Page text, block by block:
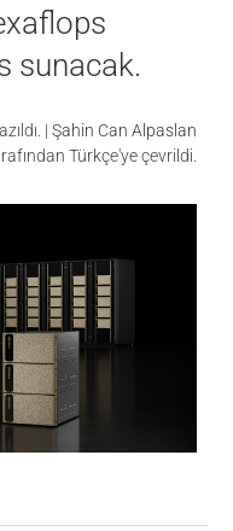
sunacak.
|Şahin Can Alpaslan
Türkçe'ye çevrildi.